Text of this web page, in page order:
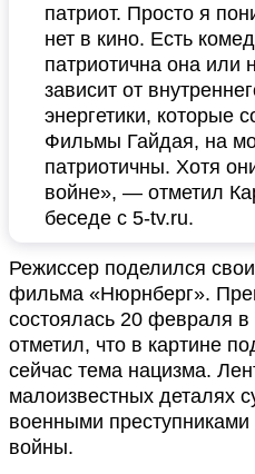
патриот. Просто я
нет в кино. Есть
патриотична она или
зависит от
энергетики, которые
Фильмы Гайдая, на
патриотичны. Хотя
войне», — отметил
беседе с 5-tv.ru.
Режиссер поделился
фильма «Нюрнберг».
состоялась 20 февраля
отметил, что в картине
сейчас тема нацизма.
малоизвестных деталях
военными
войны.